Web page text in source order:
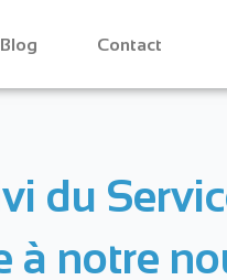
Blog Contact
du
à notre